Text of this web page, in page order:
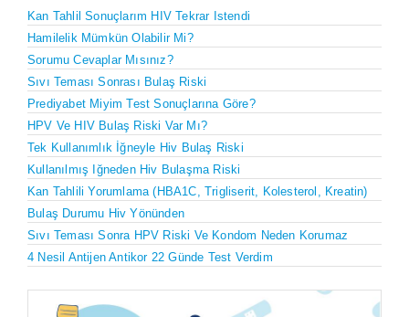
Kan Tahlil Sonuçlarım HIV Tekrar Istendi
Hamilelik Mümkün Olabilir Mi?
Sorumu Cevaplar Mısınız?
Sıvı Teması Sonrası Bulaş Riski
Prediyabet Miyim Test Sonuçlarına Göre?
HPV Ve HIV Bulaş Riski Var Mı?
Tek Kullanımlık İğneyle Hiv Bulaş Riski
Kullanılmış Iğneden Hiv Bulaşma Riski
Kan Tahlili Yorumlama (HBA1C, Trigliserit, Kolesterol, Kreatin)
Bulaş Durumu Hiv Yönünden
Sıvı Teması Sonra HPV Riski Ve Kondom Neden Korumaz
4 Nesil Antijen Antikor 22 Günde Test Verdim